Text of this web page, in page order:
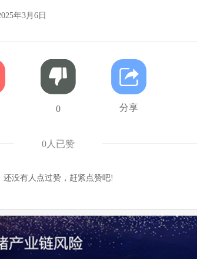
年3月6日
0 分享
0 人已赞
还没有人点过赞，赶紧点赞吧!